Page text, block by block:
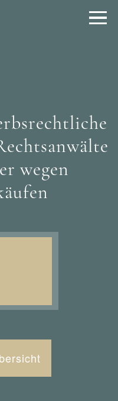
wegen